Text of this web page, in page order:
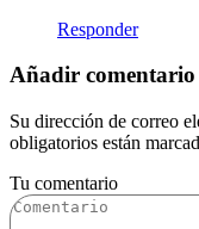
Responder
Añadir comentario
Su dirección de correo
obligatorios están
Tu comentario